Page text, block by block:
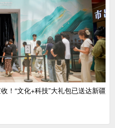
！“文化+科技”大礼包已送达新疆